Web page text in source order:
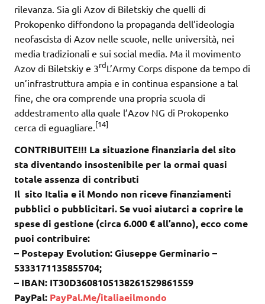
rilevanza. Sia gli Azov di Biletskiy che quelli di
Prokopenko diffondono la propaganda dell’ideologia
neofascista di Azov nelle scuole, nelle università, nei
media tradizionali e sui social media. Ma il movimento
Azov di Biletskiy e 3rdL’Army Corps dispone da tempo di
un’infrastruttura ampia e in continua espansione a tal
fine, che ora comprende una propria scuola di
addestramento alla quale l’Azov NG di Prokopenko
cerca di eguagliare. [14]
CONTRIBUITE!!! La situazione finanziaria del sito
sta diventando insostenibile per la ormai quasi
totale assenza di contributi
Il sito Italia e il Mondo non riceve finanziamenti
pubblici o pubblicitari. Se vuoi aiutarci a coprire le
spese di gestione (circa 6.000 € all’anno), ecco come
puoi contribuire:
– Postepay Evolution: Giuseppe Germinario –
5333171135855704;
– IBAN: IT30D3608105138261529861559
PayPal: PayPal.Me/italiaeilmondo